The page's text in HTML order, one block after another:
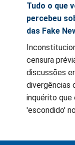
Tudo o que
percebeu
das Fake
censura
discussões
divergências
inquérito que
'escondido'